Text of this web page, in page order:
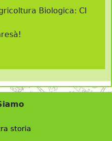
Biologica: CI
storia